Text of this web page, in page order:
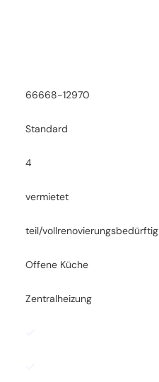
66668-12970
Standard
4
vermietet
teil/vollrenovierungsbedürftig
Offene Küche
Zentralheizung